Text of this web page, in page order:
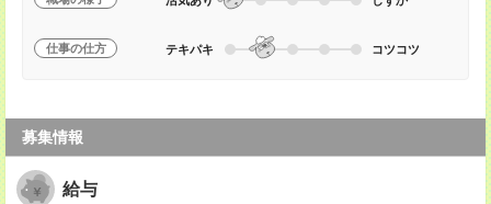
仕事の仕方 テキパキ コツコツ
募集情報
給与